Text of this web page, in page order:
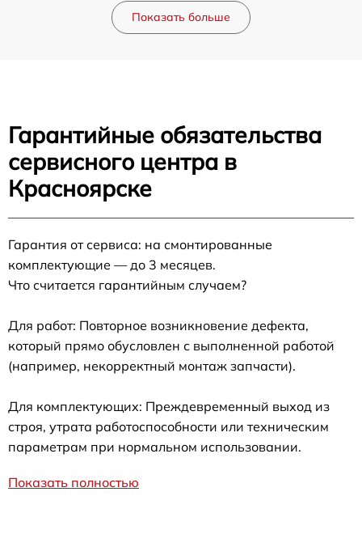
Показать больше
Гарантийные обязательства
сервисного центра в
Красноярске
Гарантия от сервиса: на смонтированные
комплектующие — до 3 месяцев.
Что считается гарантийным случаем?
Для работ: Повторное возникновение дефекта,
который прямо обусловлен с выполненной работой
(например, некорректный монтаж запчасти).
Для комплектующих: Преждевременный выход из
строя, утрата работоспособности или техническим
параметрам при нормальном использовании.
Показать полностью